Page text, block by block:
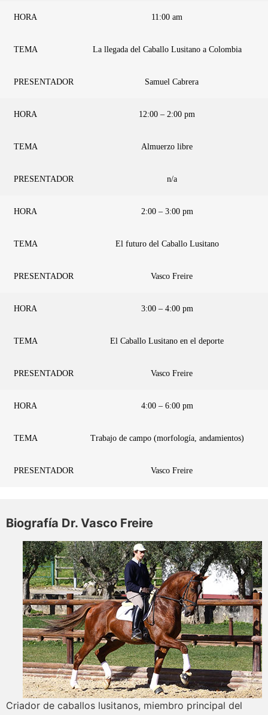
HORA 11:00 am
TEMA La llegada del Caballo Lusitano a Colombia
PRESENTADOR Samuel Cabrera
HORA 12:00 – 2:00 pm
TEMA Almuerzo libre
PRESENTADOR n/a
HORA 2:00 – 3:00 pm
TEMA El futuro del Caballo Lusitano
PRESENTADOR Vasco Freire
HORA 3:00 – 4:00 pm
TEMA El Caballo Lusitano en el deporte
PRESENTADOR Vasco Freire
HORA 4:00 – 6:00 pm
TEMA Trabajo de campo (morfología, andamientos)
PRESENTADOR Vasco Freire
Biografía Dr. Vasco Freire
Criador de caballos lusitanos, miembro principal del